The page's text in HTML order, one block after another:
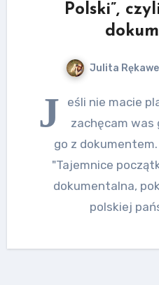
Polski”,
Julita
J
eśli nie macie
zachęcam was
go z
"Tajemnice
dokumentalna,
polskiej